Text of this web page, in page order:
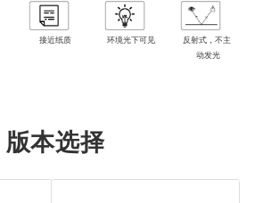
接近纸质 环境光下可见
反射式，不主
动发光
版本选择